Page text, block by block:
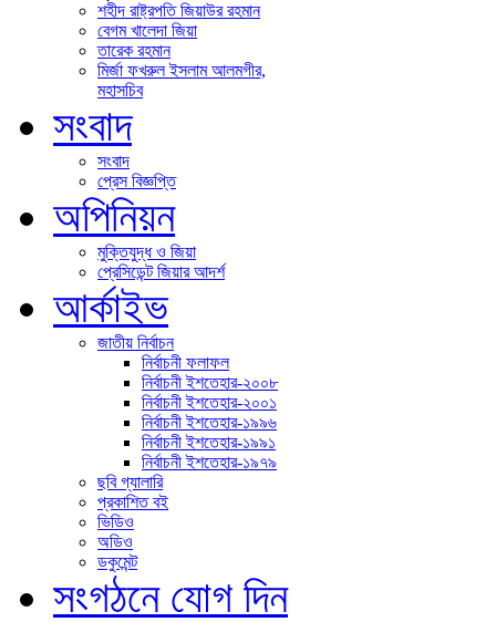
শহীদ রাষ্ট্রপতি জিয়াউর রহমান
বেগম খালেদা জিয়া
তারেক রহমান
মির্জা ফখরুল ইসলাম আলমগীর,
মহাসচিব
সংবাদ
সংবাদ
প্রেস বিজ্ঞপ্তি
অপিনিয়ন
মুক্তিযুদ্ধ ও জিয়া
প্রেসিডেন্ট জিয়ার আদর্শ
আর্কাইভ
জাতীয় নির্বাচন
নির্বাচনী ফলাফল
নির্বাচনী ইশতেহার-২০০৮
নির্বাচনী ইশতেহার-২০০১
নির্বাচনী ইশতেহার-১৯৯৬
নির্বাচনী ইশতেহার-১৯৯১
নির্বাচনী ইশতেহার-১৯৭৯
ছবি গ্যালারি
প্রকাশিত বই
ভিডিও
অডিও
ডকুমেন্ট
সংগঠনে যোগ দিন